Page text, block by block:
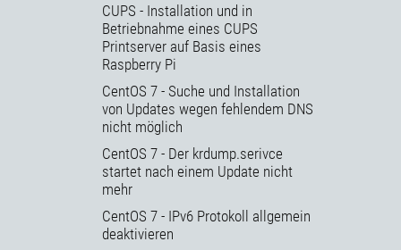
CUPS - Installation und in
Betriebnahme eines CUPS
Printserver auf Basis eines
Raspberry Pi
CentOS 7 - Suche und Installation
von Updates wegen fehlendem DNS
nicht möglich
CentOS 7 - Der krdump.serivce
startet nach einem Update nicht
mehr
CentOS 7 - IPv6 Protokoll allgemein
deaktivieren